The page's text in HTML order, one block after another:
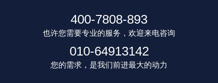
400-7808-893
也许您需要专业的服务，欢迎来电咨询
010-64913142
您的需求，是我们前进最大的动力